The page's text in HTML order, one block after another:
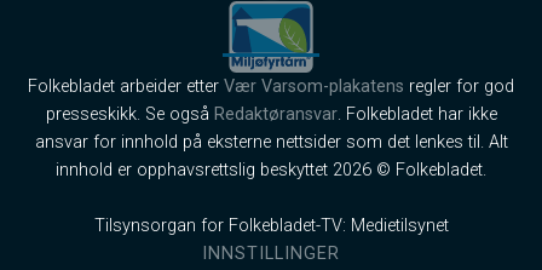
Folkebladet arbeider etter Vær Varsom-plakatens regler for god
presseskikk. Se også Redaktøransvar. Folkebladet har ikke
ansvar for innhold på eksterne nettsider som det lenkes til. Alt
innhold er opphavsrettslig beskyttet 2026 © Folkebladet.
Tilsynsorgan for Folkebladet-TV: Medietilsynet
INNSTILLINGER